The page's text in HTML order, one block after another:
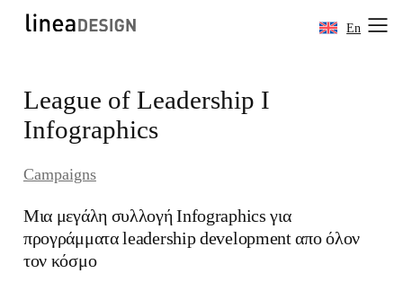
content
En
League of Leadership I
Infographics
Campaigns
Μια μεγάλη συλλογή Infographics για
προγράμματα leadership development απο όλον
τον κόσμο